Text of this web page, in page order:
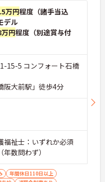
万円程度（諸手当込
デル
円程度（別途賞与付
15-5 コンフォート石橋
阪大前駅」徒歩4分
祉士：いずれか必須
数問わず）
年間休日110日以上